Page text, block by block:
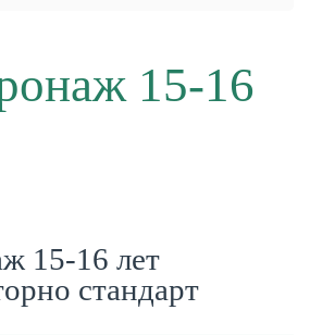
15-16
15-16 лет
стандарт